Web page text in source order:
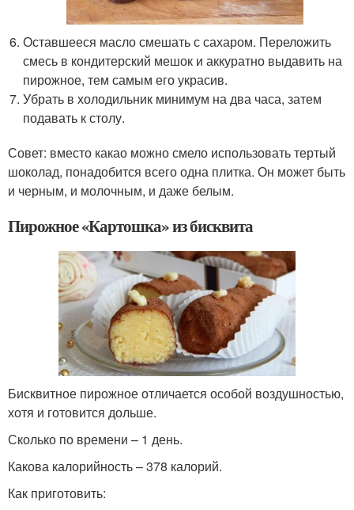
Оставшееся масло смешать с сахаром. Переложить
смесь в кондитерский мешок и аккуратно выдавить на
пирожное, тем самым его украсив.
Убрать в холодильник минимум на два часа, затем
подавать к столу.
Совет: вместо какао можно смело использовать тертый
шоколад, понадобится всего одна плитка. Он может быть
и черным, и молочным, и даже белым.
Пирожное «Картошка» из бисквита
Бисквитное пирожное отличается особой воздушностью,
хотя и готовится дольше.
Сколько по времени – 1 день.
Какова калорийность – 378 калорий.
Как приготовить: